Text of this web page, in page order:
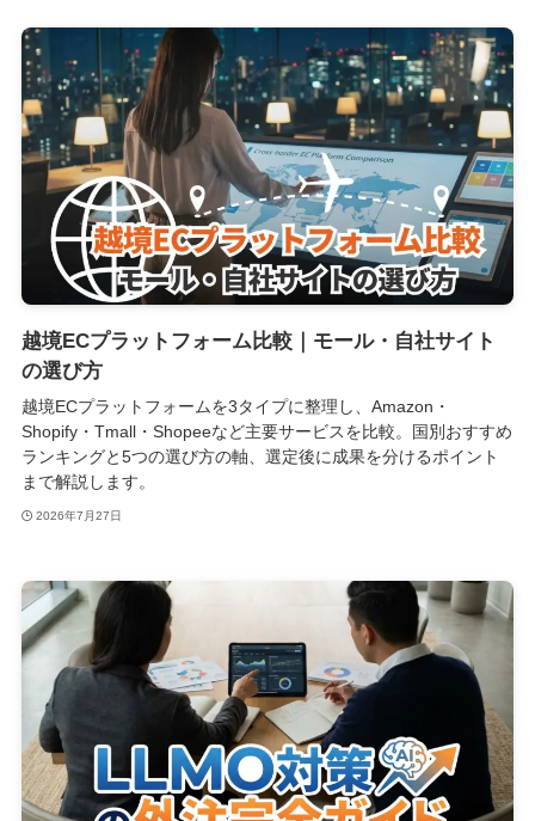
越境ECプラットフォーム比較｜モール・自社サイト
の選び方
越境ECプラットフォームを3タイプに整理し、Amazon・
Shopify・Tmall・Shopeeなど主要サービスを比較。国別おすすめ
ランキングと5つの選び方の軸、選定後に成果を分けるポイント
まで解説します。
2026年7月27日